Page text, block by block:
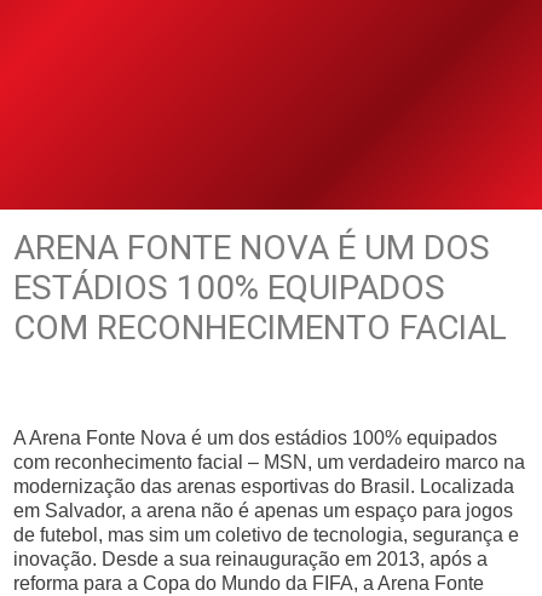
ARENA FONTE NOVA É UM DOS
ESTÁDIOS 100% EQUIPADOS
COM RECONHECIMENTO FACIAL
A Arena Fonte Nova é um dos estádios 100% equipados
com reconhecimento facial – MSN, um verdadeiro marco na
modernização das arenas esportivas do Brasil. Localizada
em Salvador, a arena não é apenas um espaço para jogos
de futebol, mas sim um coletivo de tecnologia, segurança e
inovação. Desde a sua reinauguração em 2013, após a
reforma para a Copa do Mundo da FIFA, a Arena Fonte